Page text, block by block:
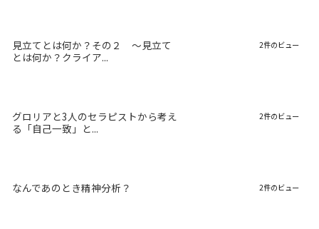
見立てとは何か？その２ 〜見立て
とは何か？クライア...
2件のビュー
グロリアと3人のセラピストから考え
る「自己一致」と...
2件のビュー
なんであのとき精神分析？ 2件のビュー